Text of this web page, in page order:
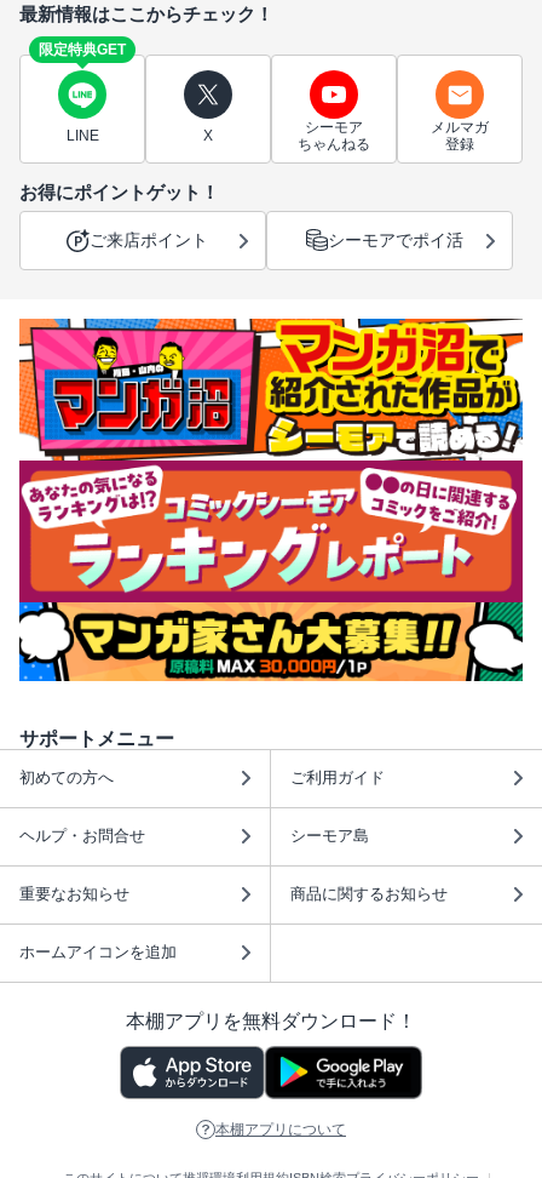
最新情報はここからチェック！
限定特典GET
LINE X
シーモア
ちゃんねる
メルマガ
登録
お得にポイントゲット！
ご来店ポイント シーモアでポイ活
サポートメニュー
初めての方へ ご利用ガイド
ヘルプ・お問合せ シーモア島
重要なお知らせ 商品に関するお知らせ
ホームアイコンを追加
本棚アプリを無料ダウンロード！
本棚アプリについて